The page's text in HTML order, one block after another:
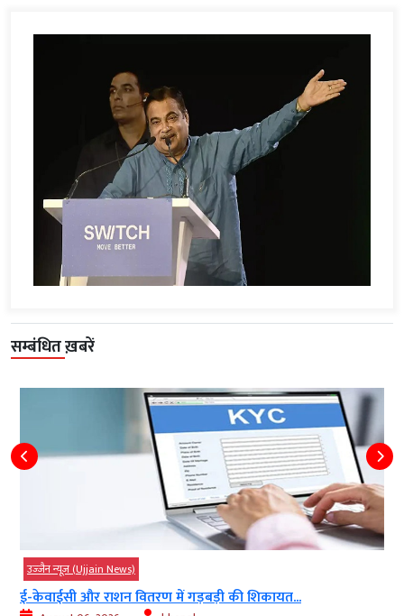
सम्बंधित ख़बरें
उज्‍जैन न्यूज़ (Ujjain News)
ई-केवाईसी और राशन वितरण में गड़बड़ी की शिकायत...